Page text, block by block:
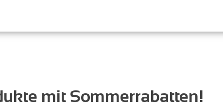
mit Sommerrabatten!